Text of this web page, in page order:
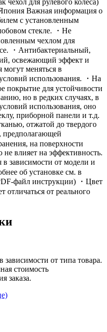
Важная информация о
с установленным
стекле. ・Не
чехлом для
・Антибактериальный,
освежающий эффект и
могут меняться в
использования. ・На
покрытие для устойчивости
но в редких случаях, в
использования, оно
приборной панели и т.д.
отжатой до твердого
предполагающей
на поверхности
не влияет на эффективность.
в зависимости от модели и
об установке см. в
файл инструкции) ・Цвет
отличаться от реального
зависимости от типа товара.
стоимость
заказа.